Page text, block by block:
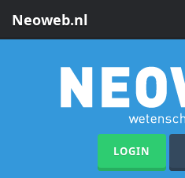
Neoweb.nl
LOGIN